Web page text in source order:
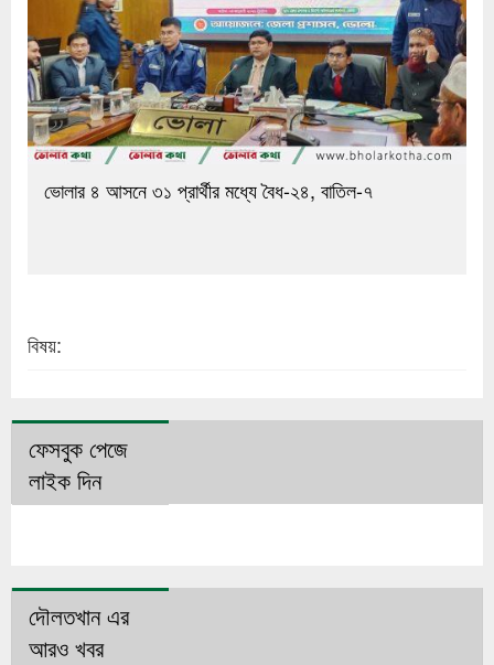
ভোলার ৪ আসনে ৩১ প্রার্থীর মধ্যে বৈধ-২৪, বাতিল-৭
বিষয়:
ফেসবুক পেজে
লাইক দিন
দৌলতখান এর
আরও খবর